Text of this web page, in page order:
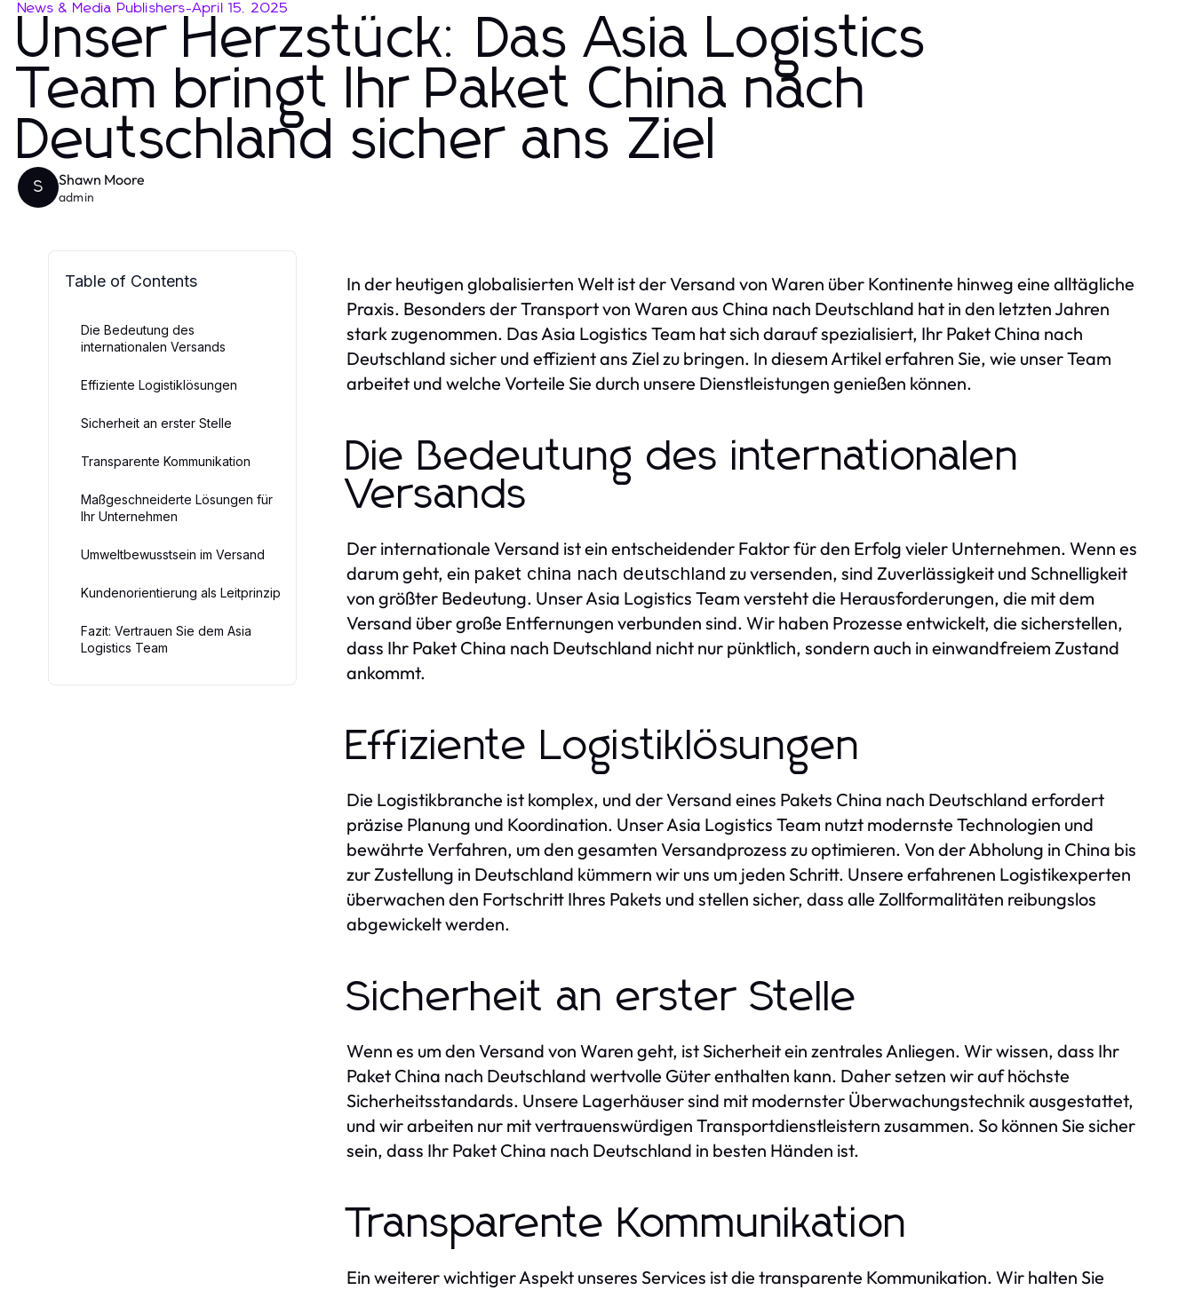
News & Media Publishers-April 15, 2025
Unser Herzstück: Das Asia Logistics
Team bringt Ihr Paket China nach
Deutschland sicher ans Ziel
S Shawn Moore
admin
Table of Contents
Die Bedeutung des
internationalen Versands
Effiziente Logistiklösungen
Sicherheit an erster Stelle
Transparente Kommunikation
Maßgeschneiderte Lösungen für
Ihr Unternehmen
Umweltbewusstsein im Versand
Kundenorientierung als Leitprinzip
Fazit: Vertrauen Sie dem Asia
Logistics Team
In der heutigen globalisierten Welt ist der Versand von Waren über Kontinente hinweg eine alltägliche
Praxis. Besonders der Transport von Waren aus China nach Deutschland hat in den letzten Jahren
stark zugenommen. Das Asia Logistics Team hat sich darauf spezialisiert, Ihr Paket China nach
Deutschland sicher und effizient ans Ziel zu bringen. In diesem Artikel erfahren Sie, wie unser Team
arbeitet und welche Vorteile Sie durch unsere Dienstleistungen genießen können.
Die Bedeutung des internationalen
Versands
Der internationale Versand ist ein entscheidender Faktor für den Erfolg vieler Unternehmen. Wenn es
darum geht, ein paket china nach deutschland zu versenden, sind Zuverlässigkeit und Schnelligkeit
von größter Bedeutung. Unser Asia Logistics Team versteht die Herausforderungen, die mit dem
Versand über große Entfernungen verbunden sind. Wir haben Prozesse entwickelt, die sicherstellen,
dass Ihr Paket China nach Deutschland nicht nur pünktlich, sondern auch in einwandfreiem Zustand
ankommt.
Effiziente Logistiklösungen
Die Logistikbranche ist komplex, und der Versand eines Pakets China nach Deutschland erfordert
präzise Planung und Koordination. Unser Asia Logistics Team nutzt modernste Technologien und
bewährte Verfahren, um den gesamten Versandprozess zu optimieren. Von der Abholung in China bis
zur Zustellung in Deutschland kümmern wir uns um jeden Schritt. Unsere erfahrenen Logistikexperten
überwachen den Fortschritt Ihres Pakets und stellen sicher, dass alle Zollformalitäten reibungslos
abgewickelt werden.
Sicherheit an erster Stelle
Wenn es um den Versand von Waren geht, ist Sicherheit ein zentrales Anliegen. Wir wissen, dass Ihr
Paket China nach Deutschland wertvolle Güter enthalten kann. Daher setzen wir auf höchste
Sicherheitsstandards. Unsere Lagerhäuser sind mit modernster Überwachungstechnik ausgestattet,
und wir arbeiten nur mit vertrauenswürdigen Transportdienstleistern zusammen. So können Sie sicher
sein, dass Ihr Paket China nach Deutschland in besten Händen ist.
Transparente Kommunikation
Ein weiterer wichtiger Aspekt unseres Services ist die transparente Kommunikation. Wir halten Sie